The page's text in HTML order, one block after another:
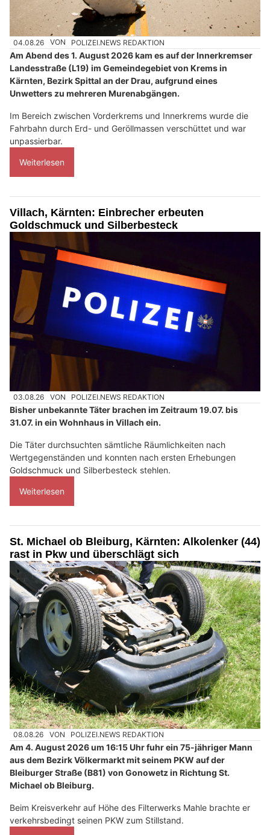
04.08.26 VON POLIZEI.NEWS REDAKTION
Am Abend des 1. August 2026 kam es auf der Innerkremser
Landesstraße (L19) im Gemeindegebiet von Krems in
Kärnten, Bezirk Spittal an der Drau, aufgrund eines
Unwetters zu mehreren Murenabgängen.
Im Bereich zwischen Vorderkrems und Innerkrems wurde die
Fahrbahn durch Erd- und Geröllmassen verschüttet und war
unpassierbar.
Weiterlesen
Villach, Kärnten: Einbrecher erbeuten
Goldschmuck und Silberbesteck
03.08.26 VON POLIZEI.NEWS REDAKTION
Bisher unbekannte Täter brachen im Zeitraum 19.07. bis
31.07. in ein Wohnhaus in Villach ein.
Die Täter durchsuchten sämtliche Räumlichkeiten nach
Wertgegenständen und konnten nach ersten Erhebungen
Goldschmuck und Silberbesteck stehlen.
Weiterlesen
St. Michael ob Bleiburg, Kärnten: Alkolenker (44)
rast in Pkw und überschlägt sich
08.08.26 VON POLIZEI.NEWS REDAKTION
Am 4. August 2026 um 16:15 Uhr fuhr ein 75-jähriger Mann
aus dem Bezirk Völkermarkt mit seinem PKW auf der
Bleiburger Straße (B81) von Gonowetz in Richtung St.
Michael ob Bleiburg.
Beim Kreisverkehr auf Höhe des Filterwerks Mahle brachte er
verkehrsbedingt seinen PKW zum Stillstand.